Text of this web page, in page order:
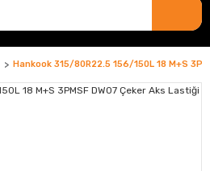
Hankook 315/80R22.5 156/150L 18 M+S